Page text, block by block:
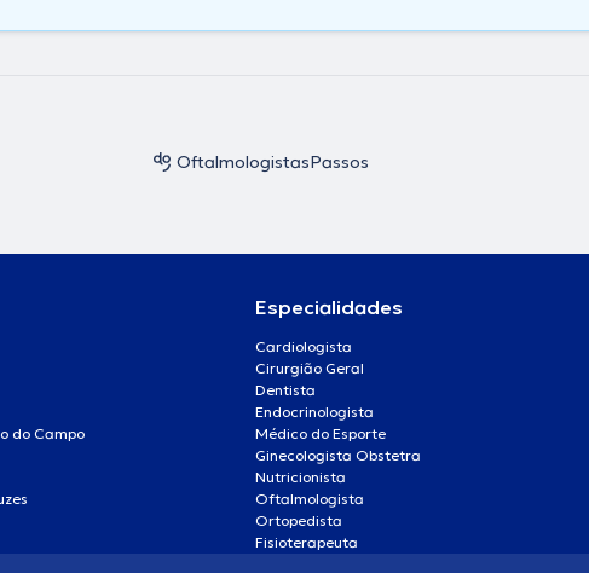
OftalmologistasPassos
do Campo
Especialidades
Cardiologista
Cirurgião Geral
Dentista
Endocrinologista
Médico do Esporte
Ginecologista Obstetra
Nutricionista
Oftalmologista
Ortopedista
Fisioterapeuta